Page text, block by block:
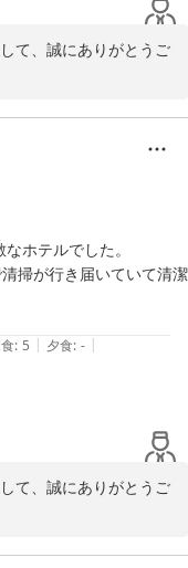
て、誠にありがとうご
存じます。
おりますが、スタッフ
ただいた皆様の良き思
て参ります。
ホテルでした。
掃が行き届いていて清潔
いただきました。朝食は
。スタッフの方たちの対
ニューアル後にも是非泊
: 5 | 夕食: - |
て、誠にありがとうご